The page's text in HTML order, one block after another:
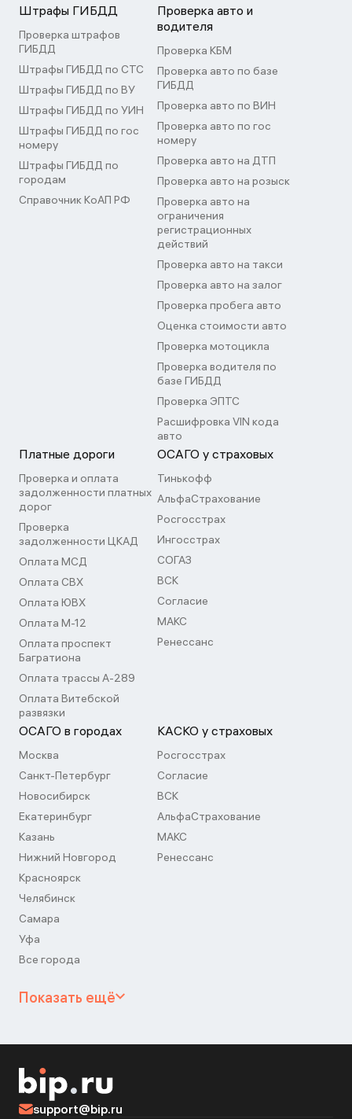
Штрафы ГИБДД
Проверка штрафов
ГИБДД
Штрафы ГИБДД по СТС
Штрафы ГИБДД по ВУ
Штрафы ГИБДД по УИН
Штрафы ГИБДД по гос
номеру
Штрафы ГИБДД по
городам
Справочник КоАП РФ
Проверка авто и
водителя
Проверка КБМ
Проверка авто по базе
ГИБДД
Проверка авто по ВИН
Проверка авто по гос
номеру
Проверка авто на ДТП
Проверка авто на розыск
Проверка авто на
ограничения
регистрационных
действий
Проверка авто на такси
Проверка авто на залог
Проверка пробега авто
Оценка стоимости авто
Проверка мотоцикла
Проверка водителя по
базе ГИБДД
Проверка ЭПТС
Расшифровка VIN кода
авто
Платные дороги
Проверка и оплата
задолженности платных
дорог
Проверка
задолженности ЦКАД
Оплата МСД
Оплата СВХ
Оплата ЮВХ
Оплата М-12
Оплата проспект
Багратиона
Оплата трассы А-289
Оплата Витебской
развязки
ОСАГО у страховых
Тинькофф
АльфаСтрахование
Росгосстрах
Ингосстрах
СОГАЗ
ВСК
Согласие
МАКС
Ренессанс
ОСАГО в городах
Москва
Санкт-Петербург
Новосибирск
Екатеринбург
Казань
Нижний Новгород
Красноярск
Челябинск
Самара
Уфа
Все города
КАСКО у страховых
Росгосстрах
Согласие
ВСК
АльфаСтрахование
МАКС
Ренессанс
Показать ещё
support@bip.ru